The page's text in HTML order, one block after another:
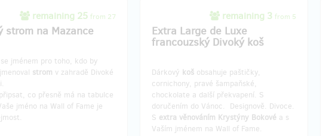
remaining 25 from 27
strom na Mazance
jménem pro toho, kdo by
strom v zahradě Divoké
co přesně má na tabulce
jméno na Wall of Fame je
remaining 3 from 5
Extra Large de Luxe
francouzský Divoký koš
Dárkový koš obsahuje paštičky,
cornichony, pravé šampaňské,
chockolate a další překvapení. S
doručením do Vánoc. Designově. Divoce.
S extra věnováním Krystýny Bokové a s
Vaším jménem na Wall of Fame.